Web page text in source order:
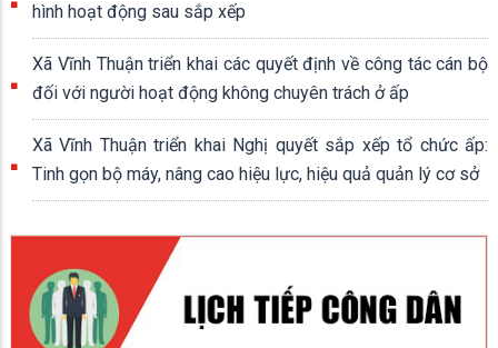
hình hoạt động sau sắp xếp
Xã Vĩnh Thuận triển khai các quyết định về công tác cán bộ
đối với người hoạt động không chuyên trách ở ấp
Xã Vĩnh Thuận triển khai Nghị quyết sắp xếp tổ chức ấp:
Tinh gọn bộ máy, nâng cao hiệu lực, hiệu quả quản lý cơ sở